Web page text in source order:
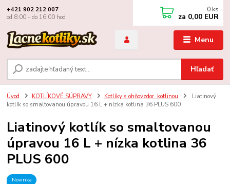
Menu
Hľadať
+421 902 212 007
od 8:00 - do 16:00 hod
0 ks
za 0,00 EUR
Úvod KOTLÍKOVÉ SÚPRAVY Kotlíky s ohňovzdor. kotlinou
Liatinový
kotlík so smaltovanou úpravou 16 L + nízka kotlina 36 PLUS 600
Liatinový kotlík so smaltovanou
úpravou 16 L + nízka kotlina 36
PLUS 600
Novinka